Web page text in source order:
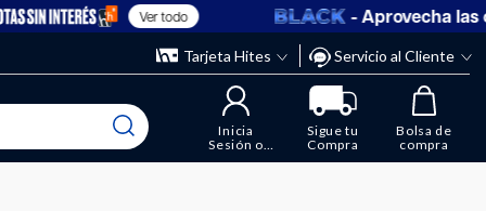
Ver todo - Aprovecha las
Servicio al Cliente
Tarjeta Hites
Inicia
Sesión o
Regístrate
Sigue tu
Compra
Bolsa de
compra
y elimina los que ya no necesitas.